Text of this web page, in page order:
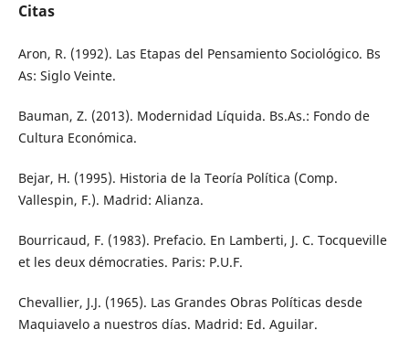
Citas
Aron, R. (1992). Las Etapas del Pensamiento Sociológico. Bs
As: Siglo Veinte.
Bauman, Z. (2013). Modernidad Líquida. Bs.As.: Fondo de
Cultura Económica.
Bejar, H. (1995). Historia de la Teoría Política (Comp.
Vallespin, F.). Madrid: Alianza.
Bourricaud, F. (1983). Prefacio. En Lamberti, J. C. Tocqueville
et les deux démocraties. Paris: P.U.F.
Chevallier, J.J. (1965). Las Grandes Obras Políticas desde
Maquiavelo a nuestros días. Madrid: Ed. Aguilar.